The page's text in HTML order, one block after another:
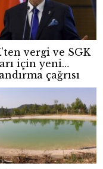
vergi ve SGK
için yeni
çağrısı